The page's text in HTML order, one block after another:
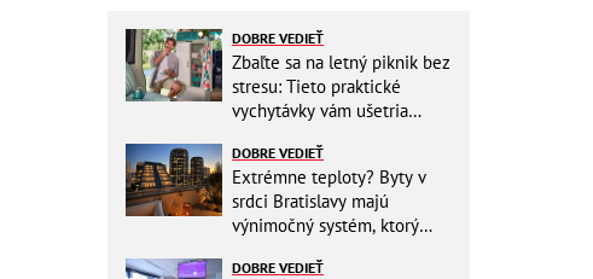
DOBRE VEDIEŤ
Zbaľte sa na letný piknik bez
stresu: Tieto praktické
vychytávky vám ušetria
DOBRE VEDIEŤ
Extrémne teploty? Byty v
srdci Bratislavy majú
výnimočný systém, ktorý
DOBRE VEDIEŤ